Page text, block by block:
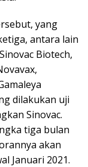
yang
antara lain
Biotech,
dilakukan uji
Sinovac.
tiga bulan
akan
Januari 2021.